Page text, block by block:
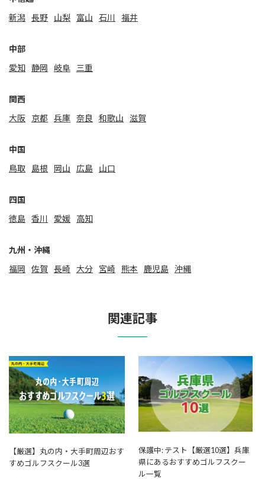
新潟 ⻑野 山梨 富山 石川 福井
中部
愛知 静岡 岐阜 三重
関⻄
大阪
京都 兵庫 奈良 和歌山 滋賀
中国
鳥取
島根 岡山 広島 山口
四国
徳島 香川 愛媛 高知
九州・沖縄
福岡
佐賀 ⻑崎 大分 宮崎 熊本 鹿児島 沖縄
関連記事
【厳選】丸の内・大手町周辺おす
すめゴルフスクール3選
保護中: テスト【厳選10選】兵庫
県にあるおすすめゴルフスクー
ル一覧